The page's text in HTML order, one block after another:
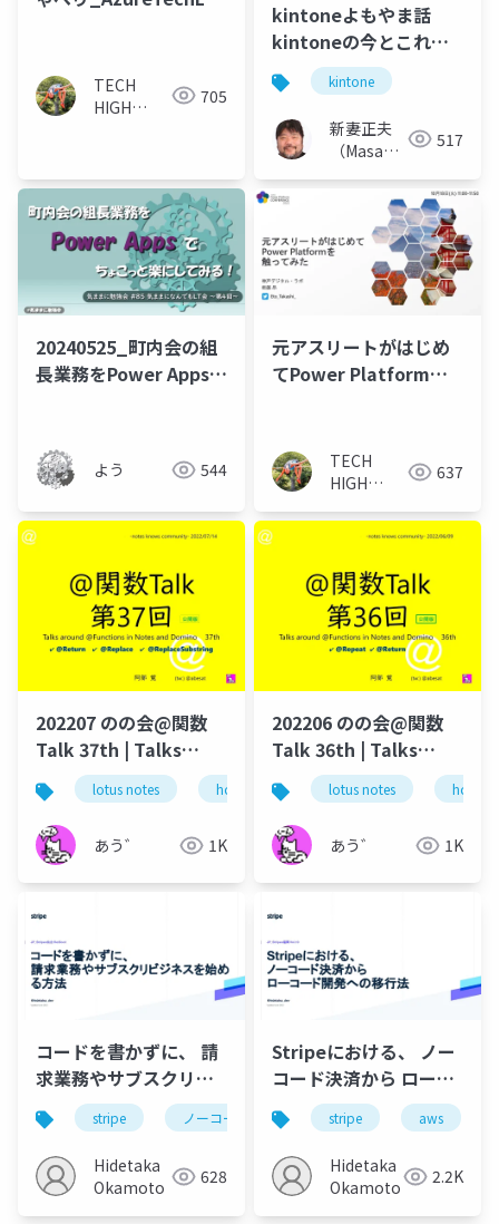
TECH
HIGH
705
kintoneよもやま話
kintoneの今とこれか
ら
kintone
新妻正夫
（Masao
517
20240525_町内会の組
長業務をPower Appsで
よう 544
元アスリートがはじめ
てPower Platformを
TECH
HIGH
藤
637
202207 のの会@関数
Talk 37th | Talks
around @Functions
in Notes and Domino
lotus notes hcl technologies notes domino
あう゛ 1K
202206 のの会@関数
Talk 36th | Talks
around @Functions
in Notes and Domino
lotus notes hcl
あう゛ 1K
コードを書かずに、 請
求業務やサブスクリビ
ジネスを始める方法
stripe ノーコード ローコード サブスク
Hidetaka
Okamoto
628
Stripeにおける、 ノー
コード決済から ローコ
ード開発への移行法 /
JP_Stripes Fukuoka
202307
stripe aws
Hidetaka
Okamoto
2.2K